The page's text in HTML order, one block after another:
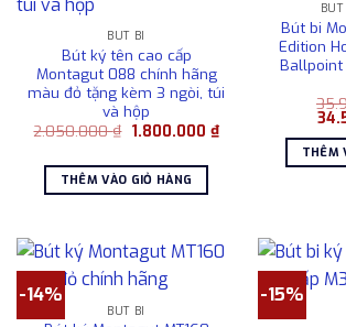
BÚT BI
Bút ký tên cao cấp
Montagut 088 chính hãng
màu đỏ tặng kèm 3 ngòi, túi
và hộp
2.050.000₫ Giá
2.050.000 ₫.
1.800.000 ₫Giá
THÊM VÀO GIỎ HÀNG
Bút bi
Edition
Ballpoint
Giá
là:
THÊM
-14%
BÚT BI
-15%